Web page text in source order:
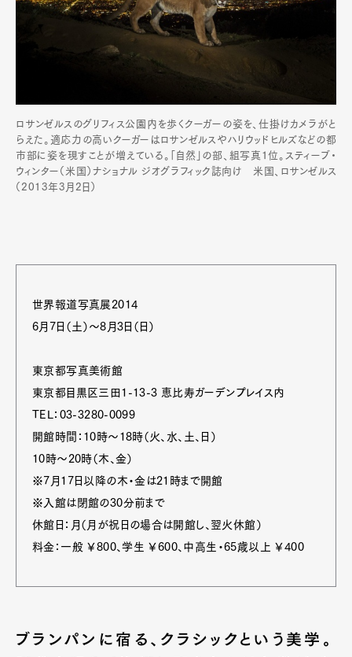
ロサンゼルスのグリフィス公園内を歩くクーガーの姿を、仕掛けカメラがと
らえた。適応力の高いクーガーはロサンゼルスやハリウッドヒルズなどの都
市部に姿を現すことが増えている。「自然」の部、組写真1位。スティーブ・
ウィンター（米国）ナショナル ジオグラフィック誌向け 米国、ロサンゼルス
（2013年3月2日）
世界報道写真展2014
6月7日（土）～8月3日（日）
東京都写真美術館
東京都目黒区三田1-13-3 恵比寿ガーデンプレイス内
TEL：03-3280-0099
開館時間：10時～18時（火、水、土、日）
10時～20時（木、金）
※7月17日以降の木・金は21時まで開館
※入館は閉館の30分前まで
休館日：月（月が祝日の場合は開館し、翌火休館）
料金：一般 ￥800、学生 ￥600、中高生・65歳以上 ￥400
ブランパンに宿る、クラシックという美学。